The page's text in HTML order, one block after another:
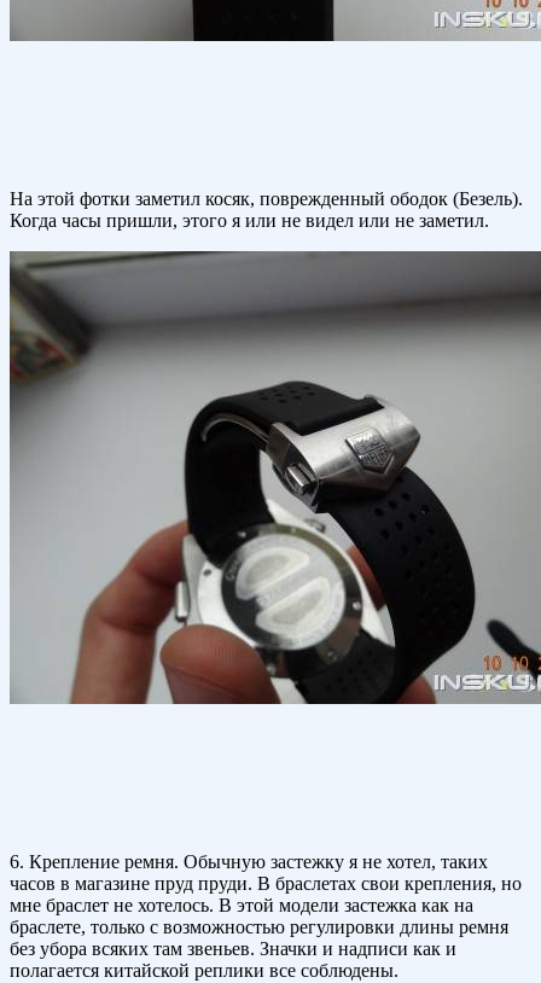
На этой фотки заметил косяк, поврежденный ободок (Безель).
Когда часы пришли, этого я или не видел или не заметил.
6. Крепление ремня. Обычную застежку я не хотел, таких
часов в магазине пруд пруди. В браслетах свои крепления, но
мне браслет не хотелось. В этой модели застежка как на
браслете, только с возможностью регулировки длины ремня
без убора всяких там звеньев. Значки и надписи как и
полагается китайской реплики все соблюдены.